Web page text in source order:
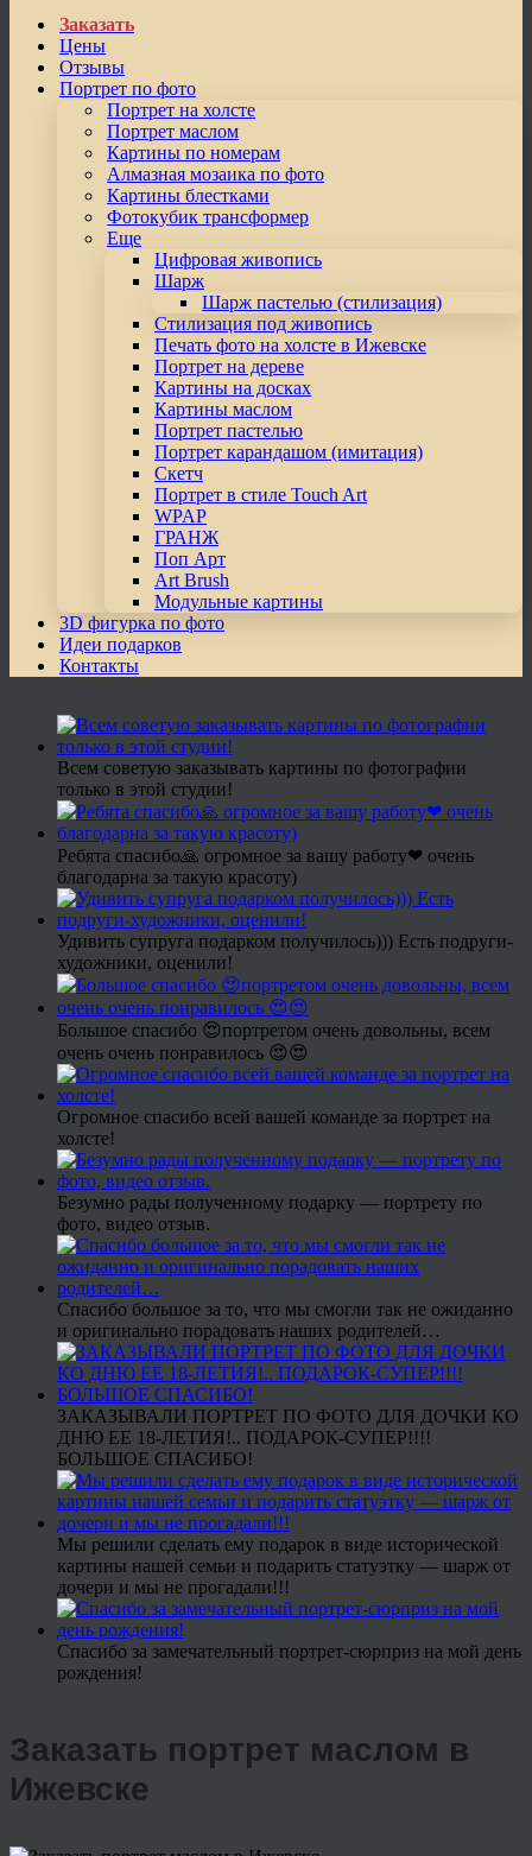
Заказать
Цены
Отзывы
Портрет по фото
Портрет на холсте
Портрет маслом
Картины по номерам
Алмазная мозаика по фото
Картины блестками
Фотокубик трансформер
Еще
Цифровая живопись
Шарж
Шарж пастелью (стилизация)
Стилизация под живопись
Печать фото на холсте в Ижевске
Портрет на дереве
Картины на досках
Картины маслом
Портрет пастелью
Портрет карандашом (имитация)
Скетч
Портрет в стиле Touch Art
WPAP
ГРАНЖ
Поп Арт
Art Brush
Модульные картины
3D фигурка по фото
Идеи подарков
Контакты
Всем советую заказывать картины по фотографии
только в этой студии!
Ребята спасибо🙏 огромное за вашу работу❤ очень
благодарна за такую красоту)
Удивить супруга подарком получилось))) Есть подруги-
художники, оценили!
Большое спасибо 😍портретом очень довольны, всем
очень очень понравилось 😍😍
Огромное спасибо всей вашей команде за портрет на
холсте!
Безумно рады полученному подарку — портрету по
фото, видео отзыв.
Спасибо большое за то, что мы смогли так не ожиданно
и оригинально порадовать наших родителей…
ЗАКАЗЫВАЛИ ПОРТРЕТ ПО ФОТО ДЛЯ ДОЧКИ КО
ДНЮ ЕЕ 18-ЛЕТИЯ!.. ПОДАРОК-СУПЕР!!!!
БОЛЬШОЕ СПАСИБО!
Мы решили сделать ему подарок в виде исторической
картины нашей семьи и подарить статуэтку — шарж от
дочери и мы не прогадали!!!
Спасибо за замечательный портрет-сюрприз на мой день
рождения!
Заказать портрет маслом в
Ижевске